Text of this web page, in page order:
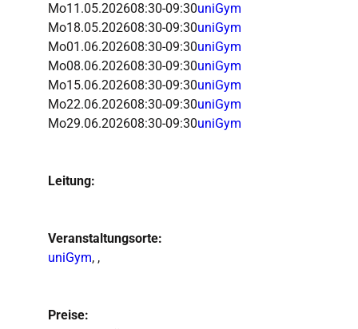
Mo11.05.202608:30-09:30uniGym
Mo18.05.202608:30-09:30uniGym
Mo01.06.202608:30-09:30uniGym
Mo08.06.202608:30-09:30uniGym
Mo15.06.202608:30-09:30uniGym
Mo22.06.202608:30-09:30uniGym
Mo29.06.202608:30-09:30uniGym
Leitung:
Veranstaltungsorte:
uniGym, ,
Preise: